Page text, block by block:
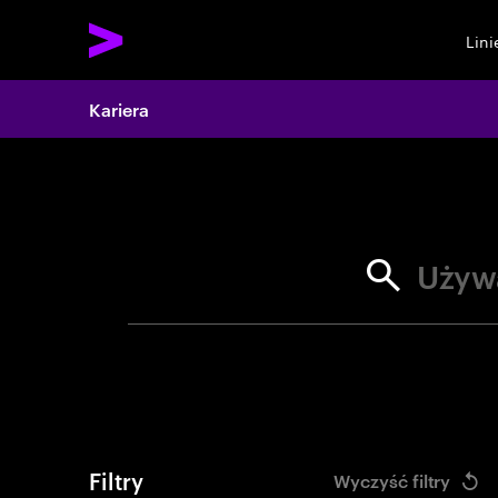
Search
Kariera
Filtry Wyczyść filtry